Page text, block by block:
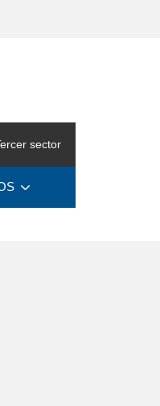
sector